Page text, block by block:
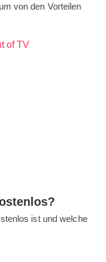
von den Vorteilen
ist und welche